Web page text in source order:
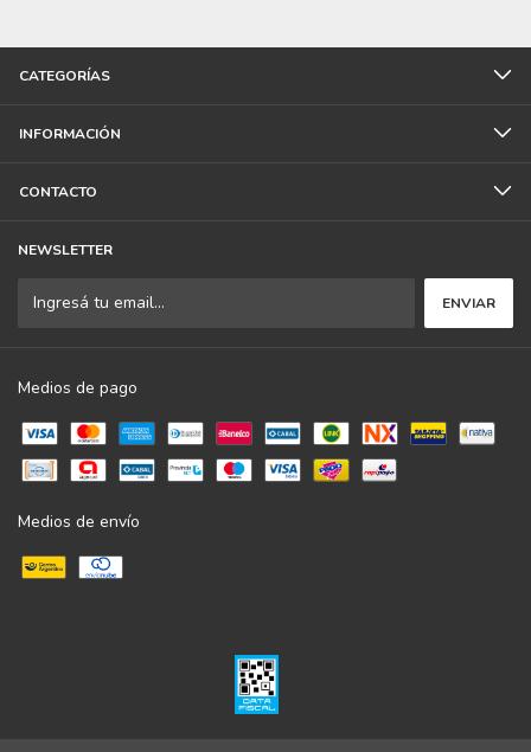
CATEGORÍAS
INFORMACIÓN
CONTACTO
NEWSLETTER
Medios de pago
Medios de envío